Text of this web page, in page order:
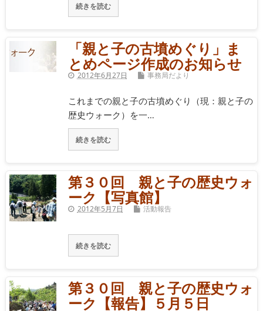
続きを読む
「親と子の古墳めぐり」ま
とめページ作成のお知らせ
2012年6月27日 事務局だより
これまでの親と子の古墳めぐり（現：親と子の
歴史ウォーク）を一…
続きを読む
第３０回 親と子の歴史ウォ
ーク【写真館】
2012年5月7日 活動報告
続きを読む
第３０回 親と子の歴史ウォ
ーク【報告】５月５日